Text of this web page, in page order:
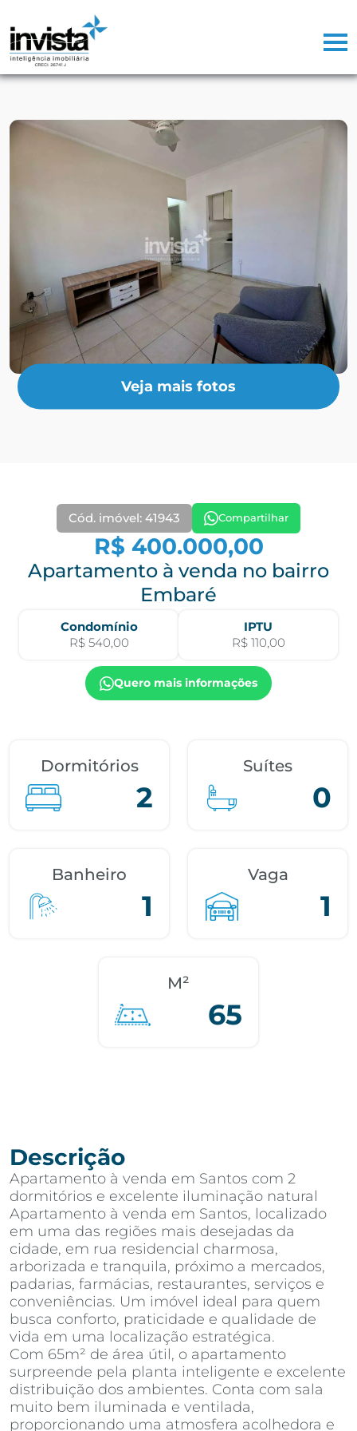
Veja mais fotos
Cód. imóvel: 41943 Compartilhar
R$ 400.000,00
Apartamento à venda no bairro
Embaré
Condomínio
R$ 540,00
IPTU
R$ 110,00
Quero mais informações
Dormitórios
2
Suítes
0
Banheiro
1
Vaga
1
M²
65
Descrição
Apartamento à venda em Santos com 2
dormitórios e excelente iluminação natural
Apartamento à venda em Santos, localizado
em uma das regiões mais desejadas da
cidade, em rua residencial charmosa,
arborizada e tranquila, próximo a mercados,
padarias, farmácias, restaurantes, serviços e
conveniências. Um imóvel ideal para quem
busca conforto, praticidade e qualidade de
vida em uma localização estratégica.
Com 65m² de área útil, o apartamento
surpreende pela planta inteligente e excelente
distribuição dos ambientes. Conta com sala
muito bem iluminada e ventilada,
proporcionando uma atmosfera acolhedora e